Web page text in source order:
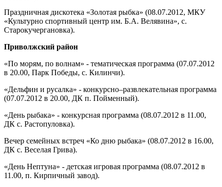
Праздничная дискотека «Золотая рыбка» (08.07.2012, МКУ
«Культурно спортивный центр им. Б.А. Велявина», с.
Старокучергановка).
Приволжский район
«По морям, по волнам» - тематическая программа (07.07.2012
в 20.00, Парк Победы, с. Килинчи).
«Дельфин и русалка» - конкурсно–развлекательная программа
(07.07.2012 в 20.00, ДК п. Пойменный).
«День рыбака» - конкурсная программа (08.07.2012 в 11.00,
ДК с. Растопуловка).
Вечер семейных встреч «Ко дню рыбака» (08.07.2012 в 16.00,
ДК с. Веселая Грива).
«День Нептуна» - детская игровая программа (08.07.2012 в
11.00, п. Кирпичный завод).